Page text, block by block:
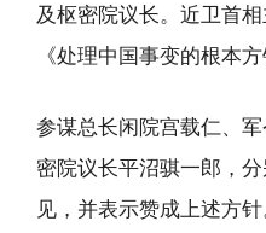
及枢密院议长。近卫首
《处理中国事变的根本
参谋总长闲院宫载仁、
密院议长平沼骐一郎，
见，并表示赞成上述方